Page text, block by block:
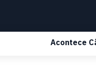
Acontece